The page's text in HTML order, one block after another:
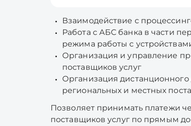
Взаимодействие с
Работа с АБС банка в части
режима работы с
Организация и управление
поставщиков услуг
Организация
региональных и местных
Позволяет принимать платежи
поставщиков услуг по прямым